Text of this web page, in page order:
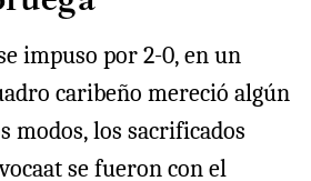
impuso por 2-0, en un
caribeño mereció algún
modos, los sacrificados
se fueron con el